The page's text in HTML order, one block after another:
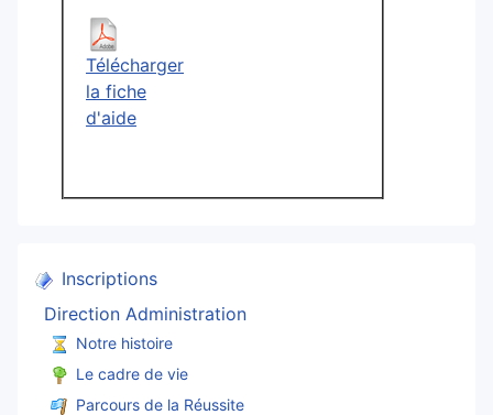
Télécharger
la fiche
d'aide
Inscriptions
Direction Administration
Notre histoire
Le cadre de vie
Parcours de la Réussite